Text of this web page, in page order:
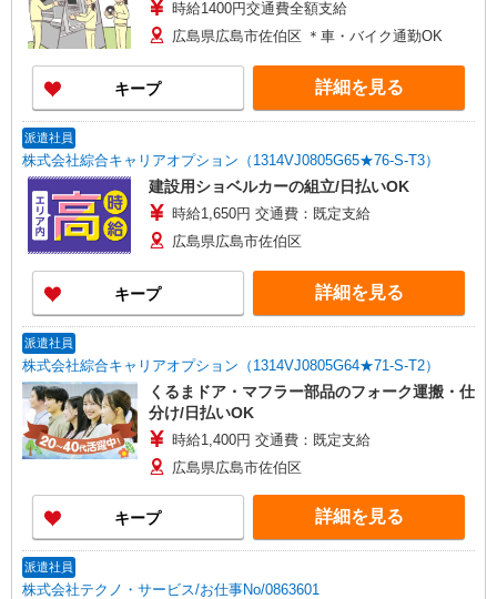
時給1400円交通費全額支給
広島県広島市佐伯区 ＊車・バイク通勤OK
キープ 詳細を見る
派遣社員
株式会社綜合キャリアオプション（1314VJ0805G65★76-S-T3）
建設用ショベルカーの組立/日払いOK
時給1,650円 交通費：既定支給
広島県広島市佐伯区
キープ 詳細を見る
派遣社員
株式会社綜合キャリアオプション（1314VJ0805G64★71-S-T2）
くるまドア・マフラー部品のフォーク運搬・仕
分け/日払いOK
時給1,400円 交通費：既定支給
広島県広島市佐伯区
キープ 詳細を見る
派遣社員
株式会社テクノ・サービス/お仕事No/0863601